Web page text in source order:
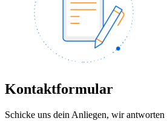
Kontaktformular
Schicke uns dein Anliegen, wir antworten